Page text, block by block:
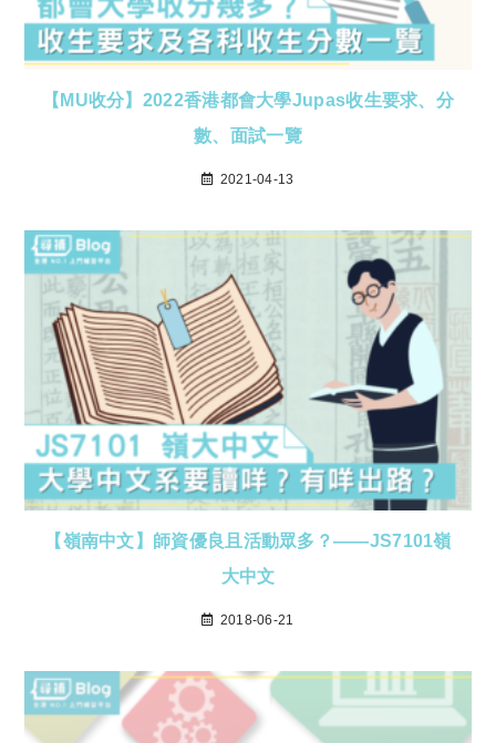
【MU收分】2022香港都會大學Jupas收生要求、分
數、面試一覽
2021-04-13
【嶺南中文】師資優良且活動眾多？——JS7101嶺
大中文
2018-06-21